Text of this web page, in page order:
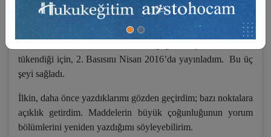
Elinizdeki kitabı da bu düşüncelerin bir ürünü saymanızı, siz
meslektaşlarımdan rica ediyorum.
tükendiği için, 2. Basısını Nisan 2016’da yayınladım. Bu üç
şeyi sağladı.
İlkin, daha önce yazdıklarımı gözden geçirdim; bazı noktalara
açıklık getirdim. Maddelerin büyük çoğunluğunun yorum
bölümlerini yeniden yazdığımı söyleyebilirim.